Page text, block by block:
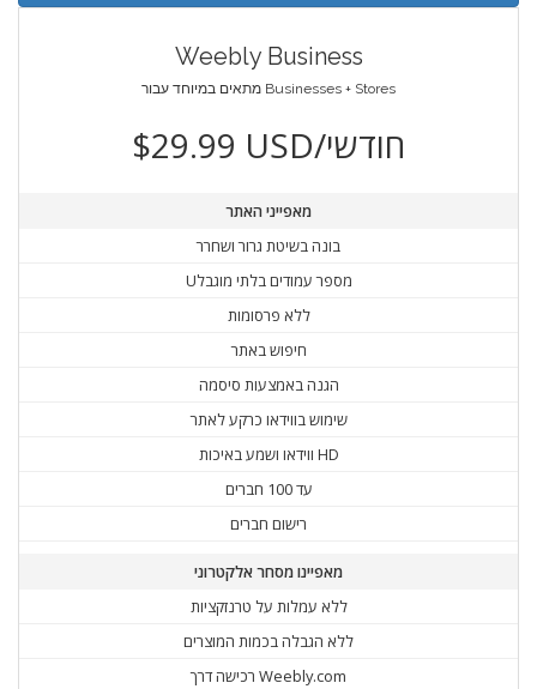
Weebly Business
מתאים במיוחד עבור Businesses + Stores
$29.99 USD/חודשי
מאפייני האתר
בונה בשיטת גרור ושחרר
Uמספר עמודים בלתי מוגבל
ללא פרסומות
חיפוש באתר
הגנה באמצעות סיסמה
שימוש בווידאו כרקע לאתר
ווידאו ושמע באיכות HD
עד 100 חברים
רישום חברים
מאפיינו מסחר אלקטרוני
ללא עמלות על טרנזקציות
ללא הגבלה בכמות המוצרים
רכישה דרך Weebly.com